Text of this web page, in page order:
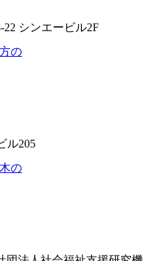
シンエービル2F
の
ル205
の